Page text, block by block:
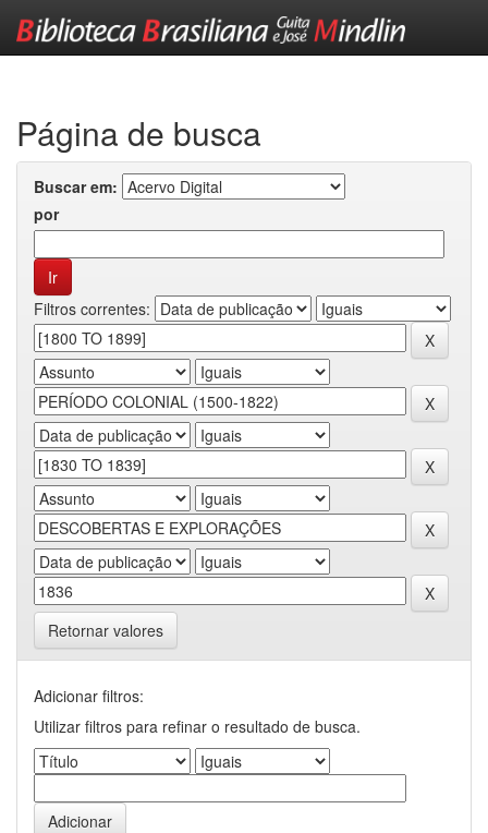
Página de busca
Buscar em:
por
Filtros correntes:
Retornar valores
Adicionar filtros:
Utilizar filtros para refinar o resultado de busca.